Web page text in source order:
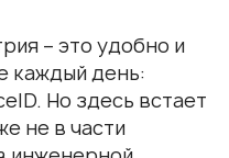
– это удобно и
каждый день:
Но здесь встает
не в части